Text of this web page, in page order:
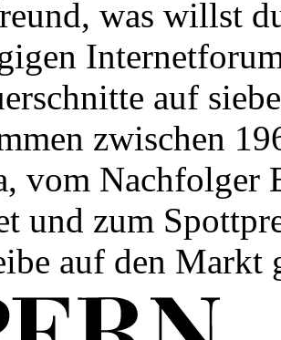
was willst
auf
zwischen
vom Nachfolger
und zum
auf den Markt